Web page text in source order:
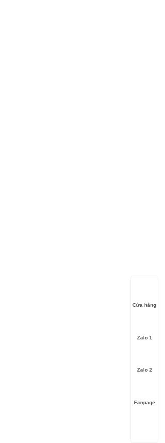
Cửa hàng
Zalo 1
Zalo 2
Fanpage